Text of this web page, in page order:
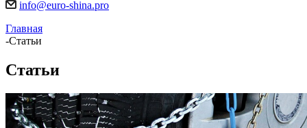
info@euro-shina.pro
Главная
-Статьи
Статьи